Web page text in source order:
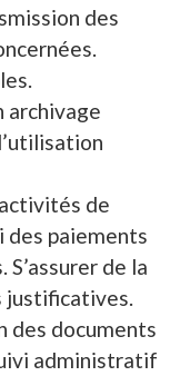
des
archivage
de
des paiements
de la
justificatives.
des documents
administratif